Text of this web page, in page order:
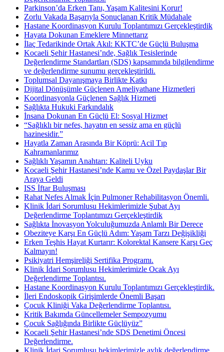
Parkinson’da Erken Tanı, Yaşam Kalitesini Korur!
Zorlu Vakada Başarıyla Sonuçlanan Kritik Müdahale
Hastane Koordinasyon Kurulu Toplantımızı Gerçekleştirdik
Hayata Dokunan Emeklere Minnettarız
İlaç Tedarikinde Ortak Akıl: KKTC’de Güçlü Buluşma
Kocaeli Şehir Hastanesi’nde, Sağlık Tesislerinde
Değerlendirme Standartları (SDS) kapsamında bilgilendirme
ve değerlendirme sunumu gerçekleştirildi.
Toplumsal Dayanışmaya Birlikte Katkı
Dijital Dönüşümle Güçlenen Ameliyathane Hizmetleri
Koordinasyonla Güçlenen Sağlık Hizmeti
Sağlıkta Hukuki Farkındalık
İnsana Dokunan En Güçlü El: Sosyal Hizmet
“Sağlıklı bir nefes, hayatın en sessiz ama en güçlü
hazinesidir.”
Hayatla Zaman Arasında Bir Köprü: Acil Tıp
Kahramanlarımız
Sağlıklı Yaşamın Anahtarı: Kaliteli Uyku
Kocaeli Şehir Hastanesi’nde Kamu ve Özel Paydaşlar Bir
Araya Geldi
ISS İftar Buluşması
Rahat Nefes Almak İçin Pulmoner Rehabilitasyon Önemli.
Klinik İdari Sorumlusu Hekimlerimizle Şubat Ayı
Değerlendirme Toplantımızı Gerçekleştirdik
Sağlıkta İnovasyon Yolculuğumuzda Anlamlı Bir Derece
Obeziteye Karşı En Güçlü Adım: Yaşam Tarzı Değişikliği
Erken Teşhis Hayat Kurtarır: Kolorektal Kansere Karşı Geç
Kalmayın!
Psikiyatri Hemşireliği Sertifika Programı.
Klinik İdari Sorumlusu Hekimlerimizle Ocak Ayı
Değerlendirme Toplantısı.
Hastane Koordinasyon Kurulu Toplantımızı Gerçekleştirdik.
İleri Endoskopik Girişimlerde Önemli Başarı
Çocuk Kliniği Vaka Değerlendirme Toplantısı.
Kritik Bakımda Güncellemeler Sempozyumu
Çocuk Sağlığında Birlikte Güçlüyüz”
Kocaeli Şehir Hastanesi’nde SDS Denetimi Öncesi
Değerlendirme.
Klinik İdari Sorumlusu hekimlerimizle aylık değerlendirme